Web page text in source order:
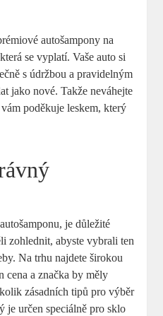
autošampony na
se vyplatí. Vaše auto si
s údržbou a pravidelným
jako nové. Takže neváhejte
poděkuje leskem, který
je důležité
zohlednit, abyste vybrali ten
Na trhu najdete širokou
cena a značka by měly
zásadních tipů pro výběr
je určen speciálně pro sklo